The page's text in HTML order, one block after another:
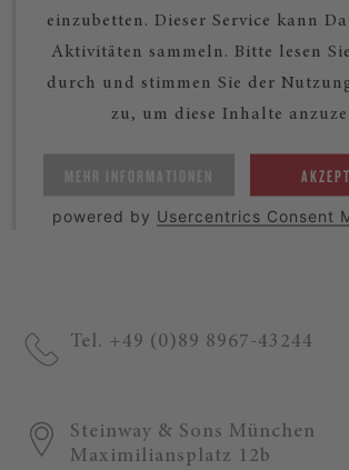
einzubetten. Dieser Service kann
Aktivitäten sammeln. Bitte lesen
durch und stimmen Sie der
zu, um diese Inhalte
MEHR INFORMATIONEN
powered by Usercentrics Consent
Tel. +49 (0)89 8967-43244
Steinway & Sons München
Maximiliansplatz 12b